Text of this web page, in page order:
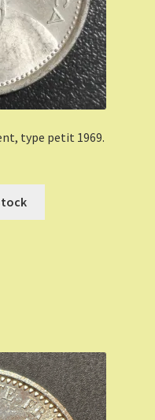
type petit 1969.